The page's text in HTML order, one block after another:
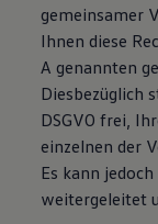
gemeinsamer
Ihnen diese
A genannten
Diesbezüglich
DSGVO frei,
einzelnen der
Es kann
weitergeleitet